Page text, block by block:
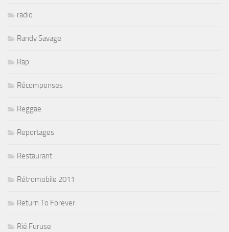
radio
Randy Savage
Rap
Récompenses
Reggae
Reportages
Restaurant
Rétromobile 2011
Return To Forever
Rié Furuse